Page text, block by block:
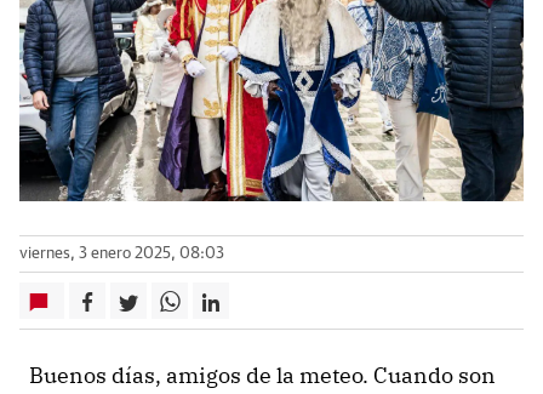
viernes, 3 enero 2025, 08:03
Buenos días, amigos de la meteo. Cuando son